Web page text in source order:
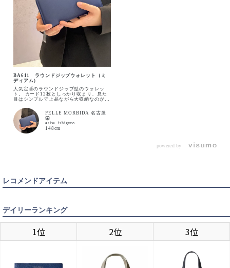
BLACK
入荷待ち
BLUE
GREIGE
入荷待ち
BA611 ラウンドジップウォレット（ミ
ディアム）
人気定番のラウンドジップ型のウォレッ
ト。 カード12枚としっかり収まり、見た
目はシンプルで上品ながら大収納なのがポ
開閉できるため使いやすさも抜群です。
PELLE MORBIDA 名古屋
栄
arisa_ishiguro
148cm
powered by
レコメンドアイテム
デイリーランキング
1位 2位 3位